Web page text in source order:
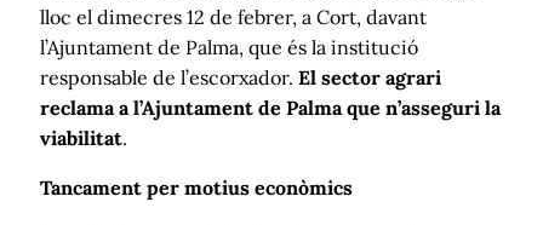
lloc el dimecres 12 de febrer, a Cort, davant
l’Ajuntament de Palma, que és la institució
responsable de l’escorxador. El sector agrari
reclama a l’Ajuntament de Palma que n’asseguri la
viabilitat.
Tancament per motius econòmics